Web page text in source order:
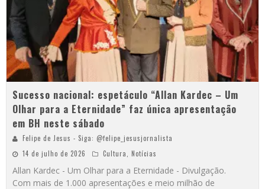
Sucesso nacional: espetáculo “Allan Kardec – Um
Olhar para a Eternidade” faz única apresentação
em BH neste sábado
Felipe de Jesus - Siga: @felipe_jesusjornalista
14 de julho de 2026
Cultura Notícias
Allan Kardec - Um Olhar para a Eternidade - Divulgação.
Com mais de 1.000 apresentações e meio milhão de